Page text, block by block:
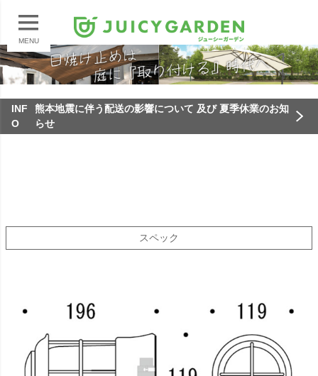
MENU
INF
O
熊本地震に伴う配送の影響について 及び 夏季休業のお知
らせ
スペック